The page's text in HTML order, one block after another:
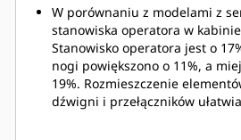
znajdującymi się w pobliżu
Opcjonalny system Driver
przypadku wykrycia
uwagi operatora.
W porównaniu z modelami z
stanowiska operatora w
Stanowisko operatora jest o
nogi powiększono o 11%, a
19%. Rozmieszczenie
dźwigni i przełączników